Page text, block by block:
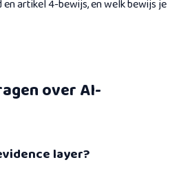
artikel 4-bewijs, en welk bewijs je
over AI-
layer?